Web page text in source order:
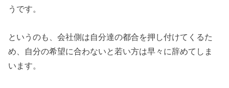
うです。
というのも、会社側は自分達の都合を押し付けてくるた
め、自分の希望に合わないと若い方は早々に辞めてしま
います。